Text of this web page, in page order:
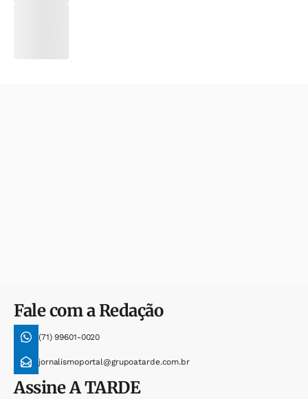
Fale com a Redação
(71) 99601-0020
jornalismoportal@grupoatarde.com.br
AssineA TARDE